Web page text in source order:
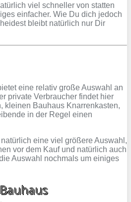
viel schneller von statten
einfacher. Wie Du dich jedoch
bleibt natürlich nur Dir
eine relativ große Auswahl an
private Verbraucher findet hier
kleinen Bauhaus Knarrenkasten,
in der Regel einen
eine viel größere Auswahl,
vor dem Kauf und natürlich auch
Auswahl nochmals um einiges